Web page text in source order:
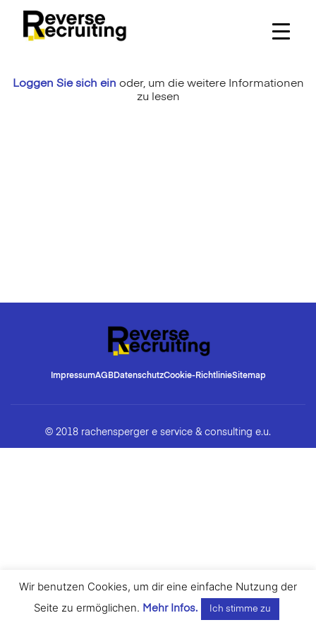
content
Loggen Sie sich ein oder, um die weitere Informationen
zu lesen
ImpressumAGBDatenschutzCookie-RichtlinieSitemap
© 2018 rachensperger e service & consulting e.u.
Wir benutzen Cookies, um dir eine einfache Nutzung der
Seite zu ermöglichen. Mehr Infos. Ich stimme zu